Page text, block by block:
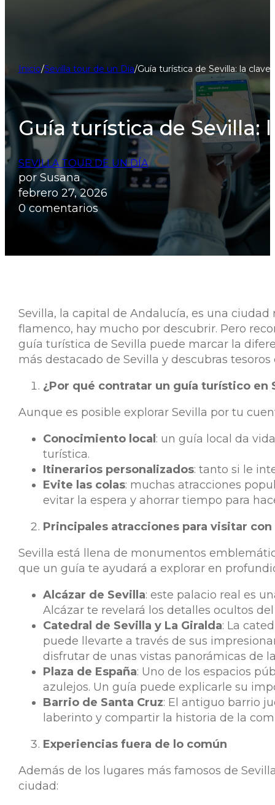
Inicio/Sevilla tour de un Día/Guía turística de Sevilla: la
Guía turística de Sevilla:
SEVILLA TOUR DE UN DÍA
por Susana
febrero 27, 2026
0 comentarios
Sevilla, la capital de Andalucía, es una
flamenco, hay mucho por descubrir. Pero
guía turística de Sevilla puede marcar la
más destacado de Sevilla y descubras
¿Por qué contratar un guía turístico en
Aunque es posible explorar Sevilla por tu
Conocimiento local : un guía local da
turística.
Itinerarios personalizados: tanto si le
Evite las colas: muchas atracciones
evitar la espera y ahorrar tiempo para
Principales atracciones para visitar
Sevilla está llena de monumentos
que un guía te ayudará a explorar en
Alcázar de Sevilla: este palacio real es
Alcázar te revelará los detalles ocultos
Catedral de Sevilla y La Giralda: La
puede llevarte a través de sus
disfrutar de unas vistas panorámicas de
Plaza de España: Uno de los espacios
azulejos. Un guía puede explicarle su
Barrio de Santa Cruz: El antiguo barrio
laberinto y compartir la historia de la
Experiencias fuera de lo común
Además de los lugares más famosos de
ciudad: